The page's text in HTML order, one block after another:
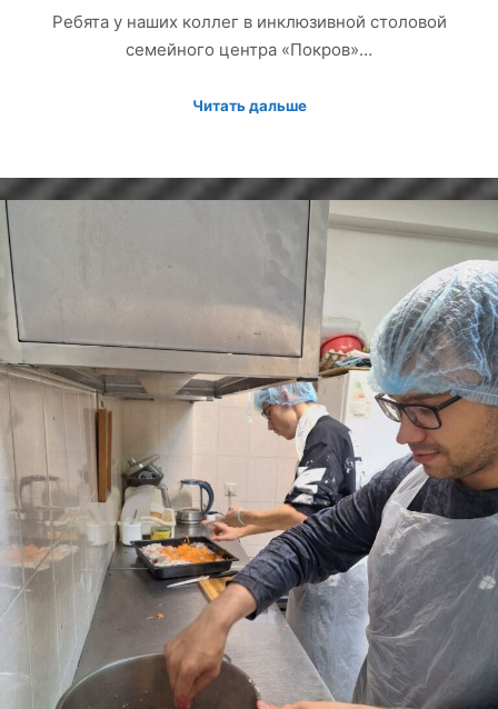
Ребята у наших коллег в инклюзивной столовой
семейного центра «Покров»…
Читать дальше